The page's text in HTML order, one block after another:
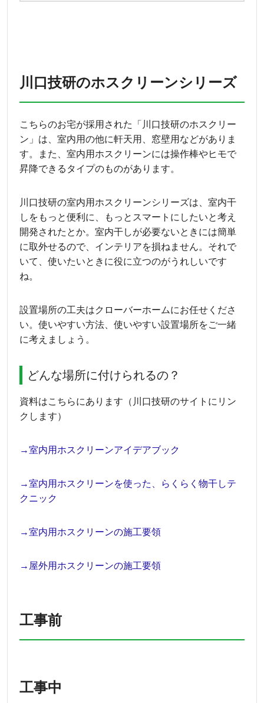
川口技研のホスクリーンシリーズ
こちらのお宅が採用された「川口技研のホスクリー
ン」は、室内用の他に軒天用、窓壁用などがありま
す。また、室内用ホスクリーンには操作棒やヒモで
昇降できるタイプのものがあります。
川口技研の室内用ホスクリーンシリーズは、室内干
しをもっと便利に、もっとスマートにしたいと考え
開発されたとか。室内干しが必要ないときには簡単
に取外せるので、インテリアを損ねません。それで
いて、使いたいときに役に立つのがうれしいです
ね。
設置場所の工夫はクローバーホームにお任せくださ
い。使いやすい方法、使いやすい設置場所をご一緒
に考えましょう。
どんな場所に付けられるの？
資料はこちらにあります（川口技研のサイトにリン
クします）
→室内用ホスクリーンアイデアブック
→室内用ホスクリーンを使った、らくらく物干しテ
クニック
→室内用ホスクリーンの施工要領
→屋外用ホスクリーンの施工要領
工事前
工事中